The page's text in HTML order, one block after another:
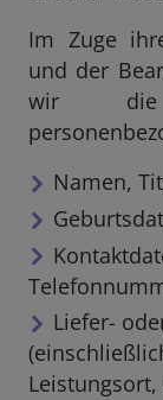
Im Zuge
und der
wir die
Namen,
Liefer-
Leistungsort,